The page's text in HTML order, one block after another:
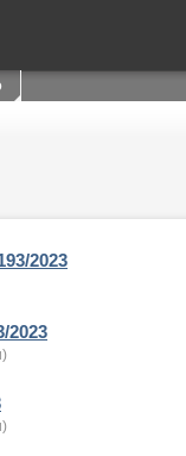
2023
2023